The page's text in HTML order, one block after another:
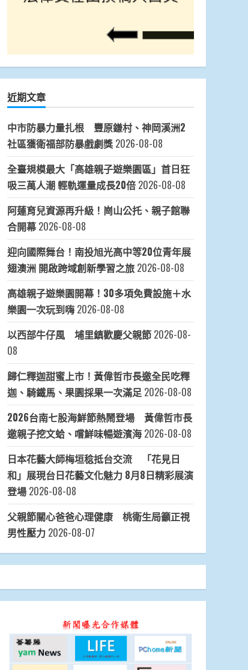
近期文章
中市防暴力量扎根 豐原鎌村、神岡溪洲2
社區獲衛福部防暴戲劇獎 2026-08-08
全臺規模最大「高雄親子遊樂園區」首日狂
吸三萬人潮 輕軌運量成長20倍 2026-08-08
阿蓮育兒資源再升級！崗山公托、親子館聯
合開幕 2026-08-08
迎向國際舞台！南投旭光高中等20位青年展
翅澳洲 開啟跨域創新學習之旅 2026-08-08
高雄親子遊樂園開幕！30多項免費設施＋水
樂園一次玩到嗨 2026-08-08
以西部牛仔風 埔里鎮歡慶父親節 2026-08-
08
歸仁釋迦甜蜜上市！黃偉哲市長邀全民吃釋
迦、騎鐵馬、果園採果一次滿足 2026-08-08
2026台南七股海鮮節熱鬧登場 黃偉哲市長
邀親子挖文蛤、嚐鮮味暢遊濱海 2026-08-08
日本花藝大師梅垣稔抵台交流 「花見日
和」展現台日花藝文化魅力 8月8日精彩展演
登場 2026-08-08
父親節關心爸爸心理健康 桃衛生局籲正視
男性壓力 2026-08-07